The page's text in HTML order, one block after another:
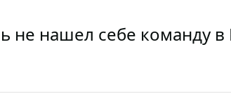
не нашел себе команду